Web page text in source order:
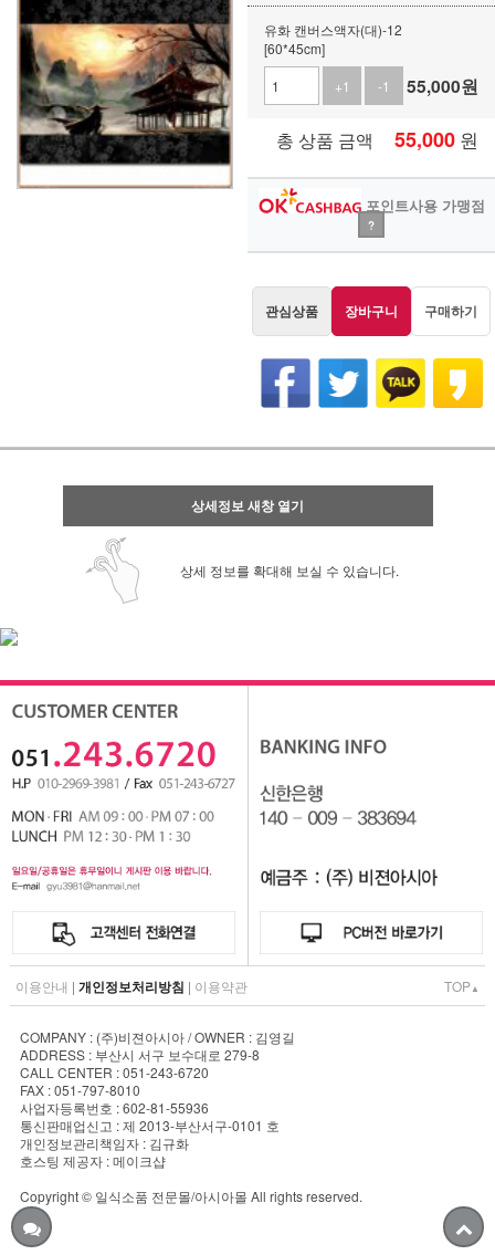
유화 캔버스액자(대)-12
[60*45cm]
+1
-1 55,000원
총 상품 금액 55,000 원
포인트사용 가맹점
?
관심상품 장바구니 구매하기
상세정보 새창 열기
상세 정보를 확대해 보실 수 있습니다.
이용안내 | 개인정보처리방침 | 이용약관 TOP▲
COMPANY : (주)비젼아시아 / OWNER : 김영길
ADDRESS : 부산시 서구 보수대로 279-8
CALL CENTER : 051-243-6720
FAX : 051-797-8010
사업자등록번호 : 602-81-55936
통신판매업신고 : 제 2013-부산서구-0101 호
개인정보관리책임자 : 김규화
호스팅 제공자 : 메이크샵
Copyright © 일식소품 전문몰/아시아몰 All rights reserved.